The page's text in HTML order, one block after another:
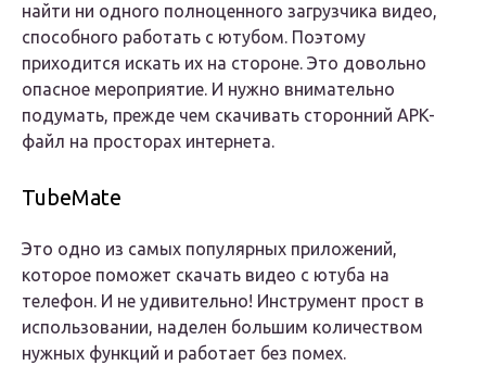
найти ни одного полноценного загрузчика видео,
способного работать с ютубом. Поэтому
приходится искать их на стороне. Это довольно
опасное мероприятие. И нужно внимательно
подумать, прежде чем скачивать сторонний APK-
файл на просторах интернета.
TubeMate
Это одно из самых популярных приложений,
которое поможет скачать видео с ютуба на
телефон. И не удивительно! Инструмент прост в
использовании, наделен большим количеством
нужных функций и работает без помех.